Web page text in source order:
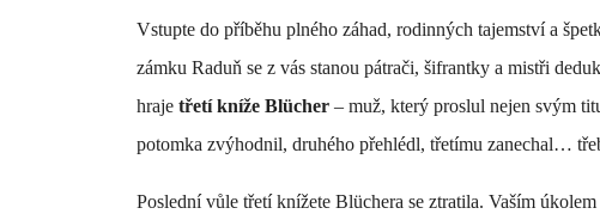
Vstupte do příběhu plného záhad, rodinných tajemství a
zámku Raduň se z vás stanou pátrači, šifrantky a mistři
hraje třetí kníže Blücher – muž, který proslul nejen svým
potomka zvýhodnil, druhého přehlédl, třetímu zanechal…
Poslední vůle třetí knížete Blüchera se ztratila. Vaším úkolem